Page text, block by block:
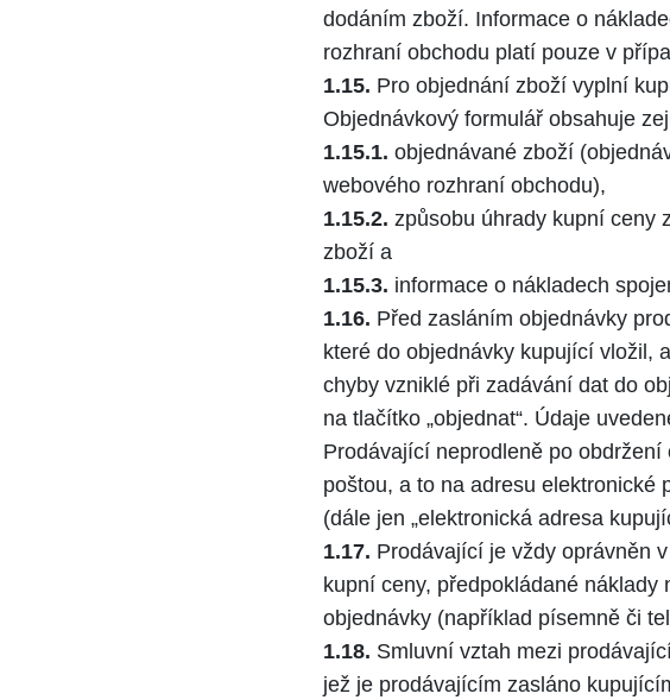
dodáním zboží. Informace o
rozhraní obchodu platí pouze v
1.15. Pro objednání zboží vyplní
Objednávkový formulář obsahuje
1.15.1. objednávané zboží
webového rozhraní obchodu),
1.15.2. způsobu úhrady kupní ceny
zboží a
1.15.3. informace o nákladech
1.16. Před zasláním objednávky
které do objednávky kupující vložil,
chyby vzniklé při zadávání dat do
na tlačítko „objednat“. Údaje
Prodávající neprodleně po
poštou, a to na adresu elektronické
(dále jen „elektronická adresa
1.17. Prodávající je vždy oprávněn
kupní ceny, předpokládané
objednávky (například písemně či
1.18. Smluvní vztah mezi
jež je prodávajícím zasláno